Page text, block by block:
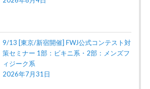
9/13 [東京/新宿開催] FWJ公式コンテスト対
策セミナー 1部：ビキニ系・2部：メンズフ
ィジーク系
2026年7月31日